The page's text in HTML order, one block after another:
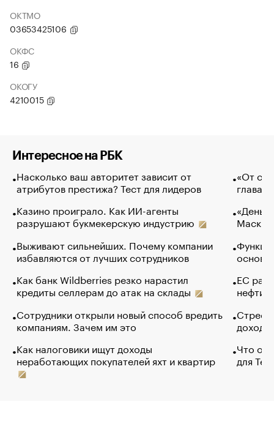
ОКТМО
03653425106
ОКФС
16
ОКОГУ
4210015
Интересное на РБК
Насколько ваш авторитет зависит от
атрибутов престижа? Тест для лидеров
Казино проиграло. Как ИИ-агенты
разрушают букмекерскую индустрию
Выживают сильнейших. Почему компании
избавляются от лучших сотрудников
Как банк Wildberries резко нарастил
кредиты селлерам до атак на склады
Сотрудники открыли новый способ вредить
компаниям. Зачем им это
Как налоговики ищут доходы
неработающих покупателей яхт и квартир
«От
глава
Маск в
основ
ЕС
нефти
Что
для